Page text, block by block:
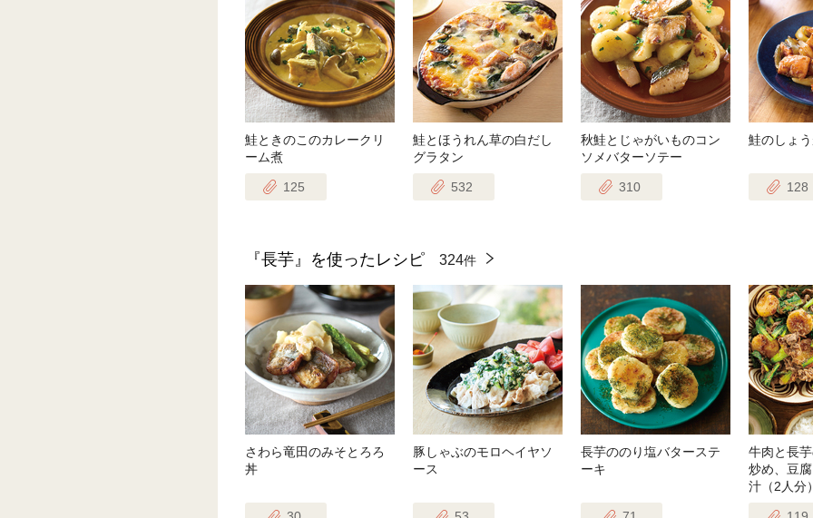
鮭ときのこのカレークリ
ーム煮
125
鮭とほうれん草の白だし
グラタン
532
秋鮭とじゃがいものコン
ソメバターソテー
310
鮭のしょ
128
『長芋』を使ったレシピ 324件
さわら竜田のみそとろろ
丼
30
豚しゃぶのモロヘイヤソ
ース
53
長芋ののり塩バターステ
ーキ
71
牛肉と長
炒め、豆
汁（2人分
119